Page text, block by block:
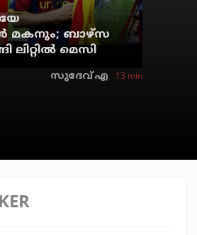
മകനും; ബാഴ്‌സ
ലിറ്റില്‍ മെസി
സുദേവ് എ 13 min